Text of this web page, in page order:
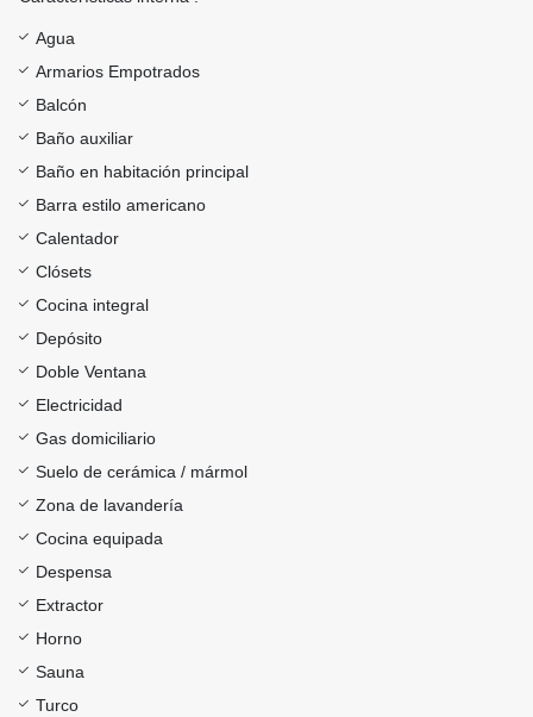
Agua
Armarios Empotrados
Balcón
Baño auxiliar
Baño en habitación principal
Barra estilo americano
Calentador
Clósets
Cocina integral
Depósito
Doble Ventana
Electricidad
Gas domiciliario
Suelo de cerámica / mármol
Zona de lavandería
Cocina equipada
Despensa
Extractor
Horno
Sauna
Turco